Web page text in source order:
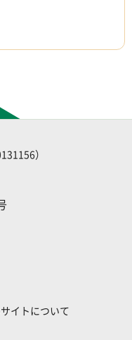
）
イトについて